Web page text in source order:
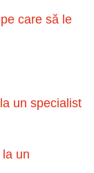
care să le
un specialist
un